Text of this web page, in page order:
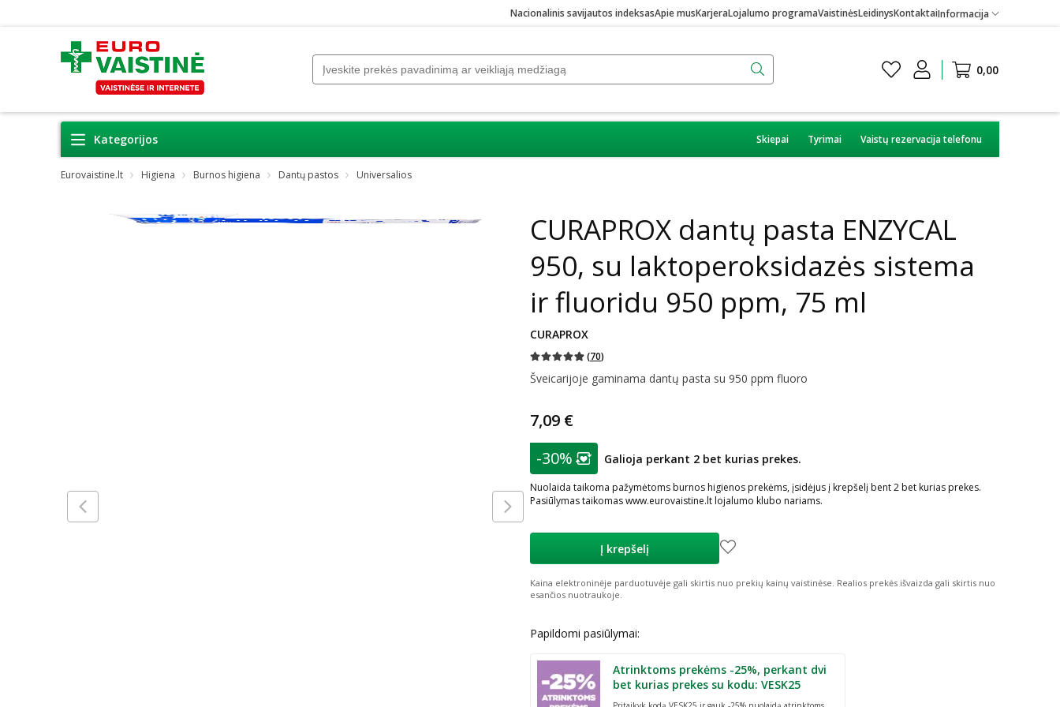
Nacionalinis savijautos indeksasApie musKarjeraLojalumo programaVaistinėsLeidinysKontaktaiInformacija
0,00
Kategorijos Skiepai Tyrimai Vaistų rezervacija telefonu
Eurovaistine.lt Higiena Burnos higiena Dantų pastos Universalios
CURAPROX dantų pasta ENZYCAL
950, su laktoperoksidazės sistema
ir fluoridu 950 ppm, 75 ml
CURAPROX
(70)
Šveicarijoje gaminama dantų pasta su 950 ppm fluoro
7,09 €
patarimas
Lojalumo klubo narių nuolaida:
-30% Galioja perkant 2 bet kurias prekes.
Nuolaida taikoma pažymėtoms burnos higienos prekėms, įsidėjus į krepšelį bent 2 bet kurias prekes.
Pasiūlymas taikomas www.eurovaistine.lt lojalumo klubo nariams.
Į krepšelį
Kaina elektroninėje parduotuvėje gali skirtis nuo prekių kainų vaistinėse. Realios prekės išvaizda gali skirtis nuo
esančios nuotraukoje.
Papildomi pasiūlymai:
Atrinktoms prekėms -25%, perkant dvi
bet kurias prekes su kodu: VESK25